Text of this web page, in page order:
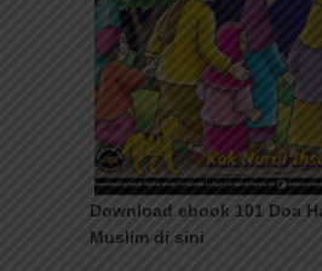
Download ebook 101 Doa
Muslim di sini